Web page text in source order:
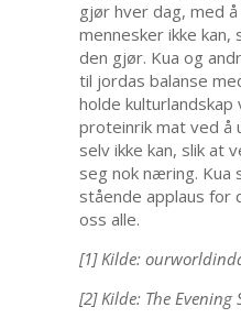
gjør hver dag, med
mennesker ikke
den gjør. Kua og
til jordas balanse
holde kulturlandskap
proteinrik mat ved å
selv ikke kan, slik at
seg nok næring. Kua
stående applaus for
oss alle.
[1]Kilde:
[2]Kilde: The Evening